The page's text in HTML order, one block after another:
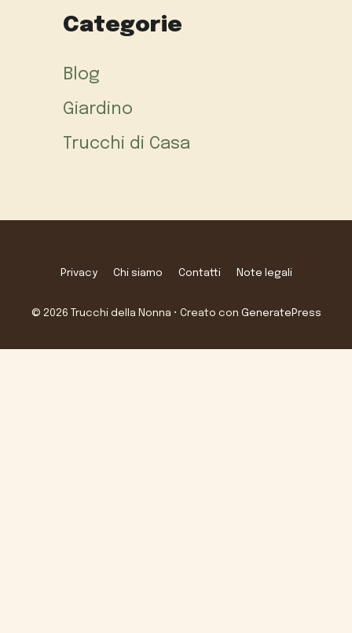
Categorie
Blog
Giardino
Trucchi di Casa
Privacy Chi siamo Contatti Note legali
© 2026 Trucchi della Nonna • Creato con GeneratePress